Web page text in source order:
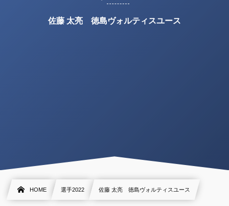
佐藤 太亮 徳島ヴォルティスユース
HOME 選手2022 佐藤 太亮 徳島ヴォルティスユース